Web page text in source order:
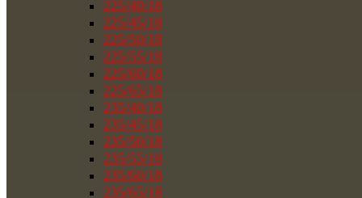
225/40/18
225/45/18
225/50/18
225/55/18
225/60/18
225/65/18
235/40/18
235/45/18
235/50/18
235/55/18
235/60/18
235/65/18